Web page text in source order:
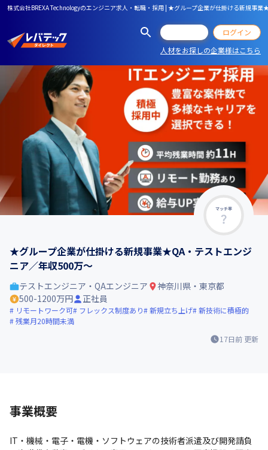
株式会社BREXA Technologyのエンジニア求人・転職・採用 | ★グループ企業が仕掛ける新規事
ログイン
人材をお探しの企業様はこちら
マッチ率
★グループ企業が仕掛ける新規事業★QA・テストエンジ
ニア／年収500万～
17日前 更新
テストエンジニア・QAエンジニア
神奈川県・東京都
500-1200万円
正社員
リモートワーク可 フレックス制度あり 新規立ち上げ 新技術に積極的
残業月20時間未満
事業概要
IT・機械・電子・電機・ソフトウェアの技術者派遣及び開発請負